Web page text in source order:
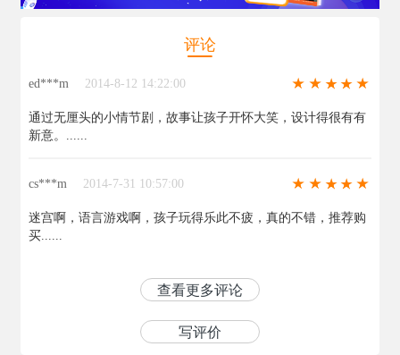
评论
ed***m 2014-8-12 14:22:00
通过无厘头的小情节剧，故事让孩子开怀大笑，设计得很有有
新意。......
cs***m 2014-7-31 10:57:00
迷宫啊，语言游戏啊，孩子玩得乐此不疲，真的不错，推荐购
买......
查看更多评论
写评价